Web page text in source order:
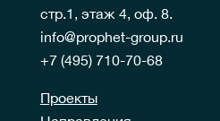
стр.1, этаж 4, оф. 8.
info@prophet-group.ru
+7 (495) 710-70-68
Проекты